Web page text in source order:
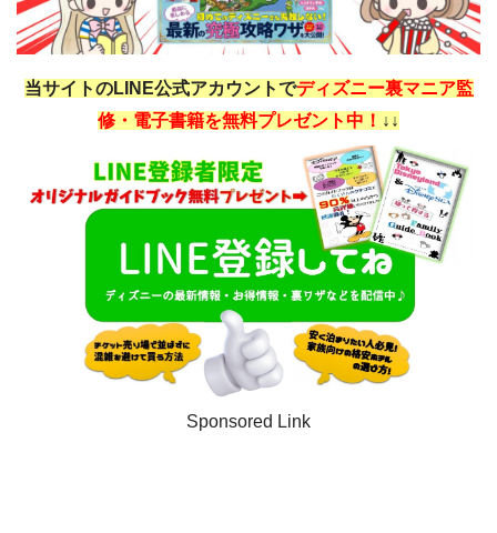
当サイトのLINE公式アカウントでディズニー裏マニア監
修・電子書籍を無料プレゼント中！ ↓↓
Sponsored Link